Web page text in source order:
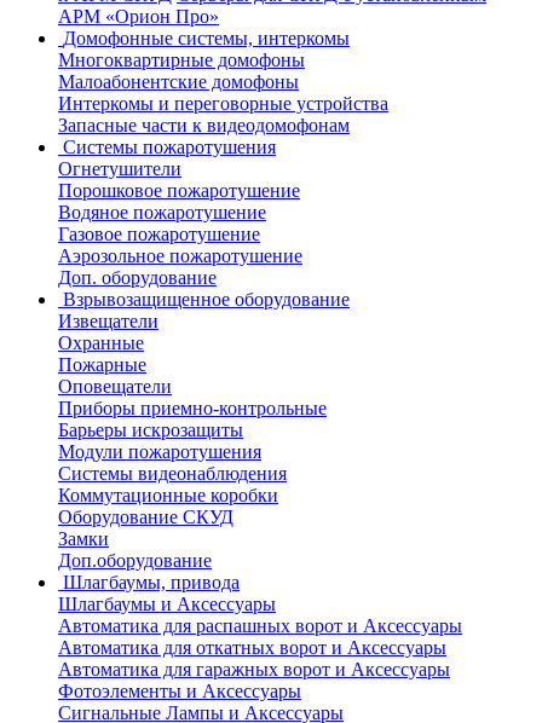
АРМ «Орион Про»
Домофонные системы, интеркомы
Многоквартирные домофоны
Малоабонентские домофоны
Интеркомы и переговорные устройства
Запасные части к видеодомофонам
Системы пожаротушения
Огнетушители
Порошковое пожаротушение
Водяное пожаротушение
Газовое пожаротушение
Аэрозольное пожаротушение
Доп. оборудование
Взрывозащищенное оборудование
Извещатели
Охранные
Пожарные
Оповещатели
Приборы приемно-контрольные
Барьеры искрозащиты
Модули пожаротушения
Системы видеонаблюдения
Коммутационные коробки
Оборудование СКУД
Замки
Доп.оборудование
Шлагбаумы, привода
Шлагбаумы и Аксессуары
Автоматика для распашных ворот и Аксессуары
Автоматика для откатных ворот и Аксессуары
Автоматика для гаражных ворот и Аксессуары
Фотоэлементы и Аксессуары
Сигнальные Лампы и Аксессуары